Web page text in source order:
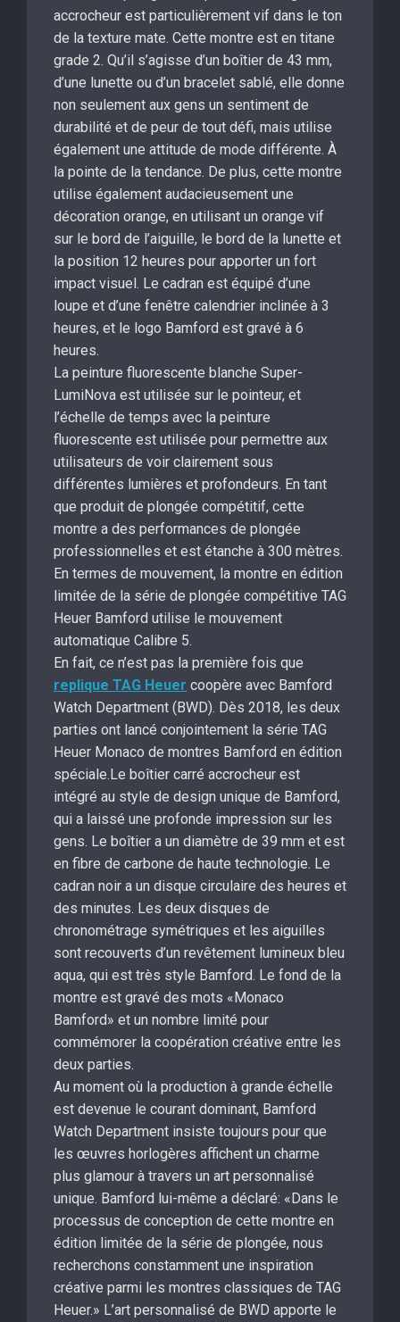
accrocheur est particulièrement vif dans le ton
de la texture mate. Cette montre est en titane
grade 2. Qu’il s’agisse d’un boîtier de 43 mm,
d’une lunette ou d’un bracelet sablé, elle donne
non seulement aux gens un sentiment de
durabilité et de peur de tout défi, mais utilise
également une attitude de mode différente. À
la pointe de la tendance. De plus, cette montre
utilise également audacieusement une
décoration orange, en utilisant un orange vif
sur le bord de l’aiguille, le bord de la lunette et
la position 12 heures pour apporter un fort
impact visuel. Le cadran est équipé d’une
loupe et d’une fenêtre calendrier inclinée à 3
heures, et le logo Bamford est gravé à 6
heures.
La peinture fluorescente blanche Super-
LumiNova est utilisée sur le pointeur, et
l’échelle de temps avec la peinture
fluorescente est utilisée pour permettre aux
utilisateurs de voir clairement sous
différentes lumières et profondeurs. En tant
que produit de plongée compétitif, cette
montre a des performances de plongée
professionnelles et est étanche à 300 mètres.
En termes de mouvement, la montre en édition
limitée de la série de plongée compétitive TAG
Heuer Bamford utilise le mouvement
automatique Calibre 5.
En fait, ce n’est pas la première fois que
replique TAG Heuer coopère avec Bamford
Watch Department (BWD). Dès 2018, les deux
parties ont lancé conjointement la série TAG
Heuer Monaco de montres Bamford en édition
spéciale.Le boîtier carré accrocheur est
intégré au style de design unique de Bamford,
qui a laissé une profonde impression sur les
gens. Le boîtier a un diamètre de 39 mm et est
en fibre de carbone de haute technologie. Le
cadran noir a un disque circulaire des heures et
des minutes. Les deux disques de
chronométrage symétriques et les aiguilles
sont recouverts d’un revêtement lumineux bleu
aqua, qui est très style Bamford. Le fond de la
montre est gravé des mots «Monaco
Bamford» et un nombre limité pour
commémorer la coopération créative entre les
deux parties.
Au moment où la production à grande échelle
est devenue le courant dominant, Bamford
Watch Department insiste toujours pour que
les œuvres horlogères affichent un charme
plus glamour à travers un art personnalisé
unique. Bamford lui-même a déclaré: «Dans le
processus de conception de cette montre en
édition limitée de la série de plongée, nous
recherchons constamment une inspiration
créative parmi les montres classiques de TAG
Heuer.» L’art personnalisé de BWD apporte le